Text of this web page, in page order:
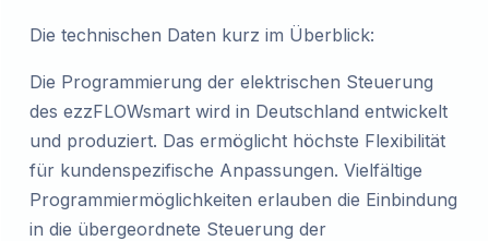
Die technischen Daten kurz im Überblick:
Die Programmierung der elektrischen Steuerung
des ezzFLOWsmart wird in Deutschland entwickelt
und produziert. Das ermöglicht höchste Flexibilität
für kundenspezifische Anpassungen. Vielfältige
Programmiermöglichkeiten erlauben die Einbindung
in die übergeordnete Steuerung der